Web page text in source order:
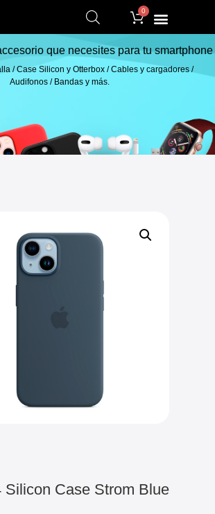
0
que necesites para tu smartphone
/ Case Silicon y Otterbox / Cables y cargadores /
Audifonos / Bandas y más.
Silicon Case Strom Blue